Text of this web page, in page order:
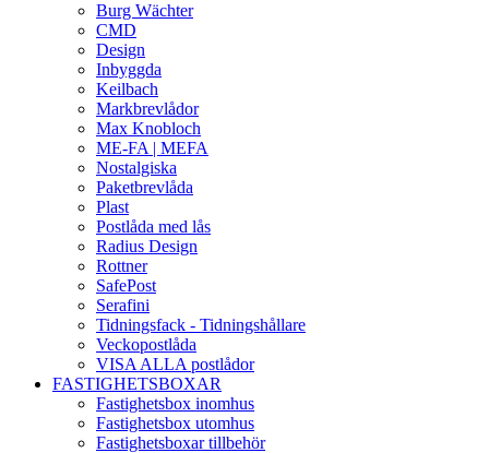
Burg Wächter
CMD
Design
Inbyggda
Keilbach
Markbrevlådor
Max Knobloch
ME-FA | MEFA
Nostalgiska
Paketbrevlåda
Plast
Postlåda med lås
Radius Design
Rottner
SafePost
Serafini
Tidningsfack - Tidningshållare
Veckopostlåda
VISA ALLA postlådor
FASTIGHETSBOXAR
Fastighetsbox inomhus
Fastighetsbox utomhus
Fastighetsboxar tillbehör